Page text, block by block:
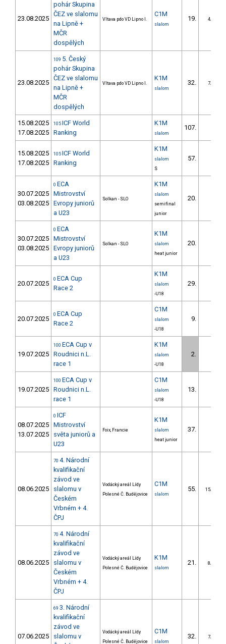
23.08.2025
pohár Skupina
ČEZ ve slalomu
na Lipně +
MČR
dospělých
Vltava pdo VD Lipno I.
C1M
slalom
19. 4/DS
23.08.2025
109 5. Český
pohár Skupina
ČEZ ve slalomu
na Lipně +
MČR
dospělých
Vltava pdo VD Lipno I.
K1M
slalom
32. 7/DS
15.08.2025
17.08.2025
105 ICF World
Ranking
K1M
slalom
107.
15.08.2025
17.08.2025
105 ICF World
Ranking
K1M
slalom
S
57.
30.07.2025
03.08.2025
0 ECA
Mistrovství
Evropy juniorů
a U23
Solkan - SLO
K1M
slalom
semifinal
junior
20.
30.07.2025
03.08.2025
0 ECA
Mistrovství
Evropy juniorů
a U23
Solkan - SLO
K1M
slalom
heat junior
20.
20.07.2025
0 ECA Cup
Race 2
K1M
slalom
-U18
29.
20.07.2025
0 ECA Cup
Race 2
C1M
slalom
-U18
9.
19.07.2025
100 ECA Cup v
Roudnici n.L.
race 1
K1M
slalom
-U18
2.
19.07.2025
100 ECA Cup v
Roudnici n.L.
race 1
C1M
slalom
-U18
13.
08.07.2025
13.07.2025
0 ICF
Mistrovství
světa juniorů a
U23
Foix, Francie
K1M
slalom
heat junior
37.
08.06.2025
70 4. Národní
kvalifikační
závod ve
slalomu v
Českém
Vrbném + 4.
ČPJ
Vodácký areál Lídy
Polesné Č. Budějovice
C1M
slalom
55. 15/DS
08.06.2025
70 4. Národní
kvalifikační
závod ve
slalomu v
Českém
Vrbném + 4.
ČPJ
Vodácký areál Lídy
Polesné Č. Budějovice
K1M
slalom
21. 8/DS
07.06.2025
69 3. Národní
kvalifikační
závod ve
slalomu v
Vodácký areál Lídy
Polesné Č. Budějovice
C1M
slalom
32. 7/DS